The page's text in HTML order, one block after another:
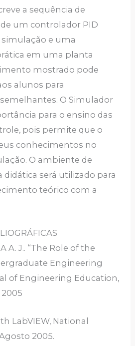
a sequência de
um controlador PID
e uma
em uma planta
mostrado pode
alunos para
O Simulador
para o ensino das
pois permite que o
conhecimentos no
O ambiente de
será utilizado para
teórico com a
A. J.. “The Role of the
Engineering
of Engineering Education,
2005
LabVIEW, National
2005.